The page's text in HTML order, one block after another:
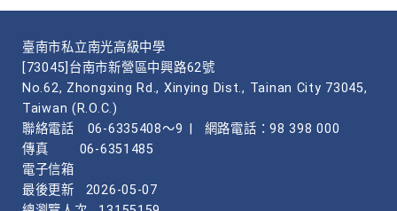
臺南市私立南光高級中學
[73045]台南市新營區中興路62號
No.62, Zhongxing Rd., Xinying Dist., Tainan City 73045,
Taiwan (R.O.C.)
聯絡電話
06-6335408～9
網路電話：98 398 000
傳真
06-6351485
電子信箱
最後更新
2026-05-07